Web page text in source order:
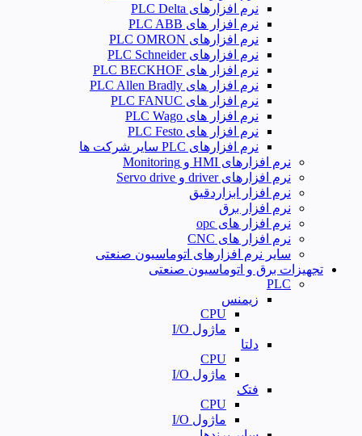
نرم‌ افزارهای PLC Delta
نرم افزار های PLC ABB
نرم افزارهای PLC OMRON
نرم افزارهای PLC Schneider
نرم افزار های PLC BECKHOF
نرم افزار های PLC Allen Bradly
نرم افزار های PLC FANUC
نرم افزار های PLC Wago
نرم افزار های PLC Festo
نرم افزارهای PLC سایر شرکت ها
نرم افزارهای HMI و Monitoring
نرم افزارهای driver و Servo drive
نرم افزار ابزاردقیق
نرم افزار برق
نرم افزار های opc
نرم افزار های CNC
سایر نرم افزارهای اتوماسیون صنعتی
تجهیزات برق و اتوماسیون صنعتی
PLC
زیمنس
CPU
ماژول I/O
دلتا
CPU
ماژول I/O
فتک
CPU
ماژول I/O